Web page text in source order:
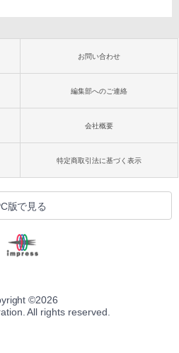
お問い合わせ
編集部へのご連絡
会社概要
特定商取引法に基づく表示
版で見る
©2026
All rights reserved.